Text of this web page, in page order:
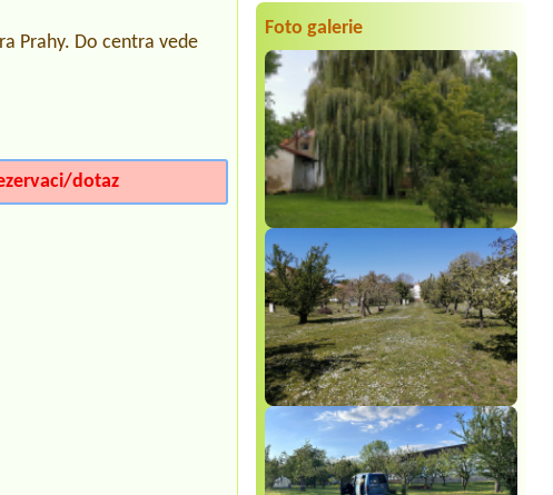
Termín od 2026-08-06 |
Stellplatz mit Strom
Termín od 2026-08-07 |Autocamp
Zátiší
1 chatka 4L
Termín od 2026-08-22 |Kemp a
tábořiště Kobylka
4L chatka a 2 osoby a povlečení
Foto galerie
Prahy. Do centra vede
dotaz